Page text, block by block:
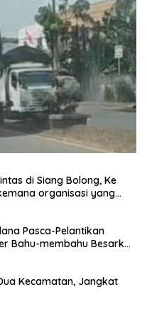
di Siang Bolong, Ke
organisasi yang
Pasca-Pelantikan
Bahu-membahu Besarkan
Kecamatan, Jangkat